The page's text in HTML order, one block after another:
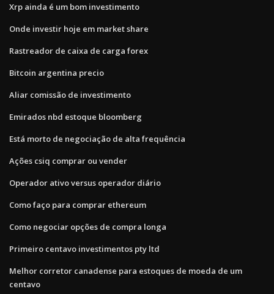
Xrp ainda é um bom investimento
Onde investir hoje em market share
Rastreador de caixa de carga forex
Bitcoin argentina precio
Aliar comissão de investimento
Emirados nbd estoque bloomberg
Está morto de negociação de alta frequência
Ações csiq comprar ou vender
Operador ativo versus operador diário
Como faço para comprar ethereum
Como negociar opções de compra longa
Primeiro centavo investimentos pty ltd
Melhor corretor canadense para estoques de moeda de um
centavo